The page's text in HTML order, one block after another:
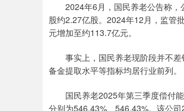
2024年6月，国民养老公告称，
股约2.27亿股。2024年12月，监管
元增加至约113.7亿元。
事实上，国民养老现阶段并不差
备金提取水平等指标均居行业前列。
国民养老2025年第三季度偿付能
分别为546.43%、546.43%。该公